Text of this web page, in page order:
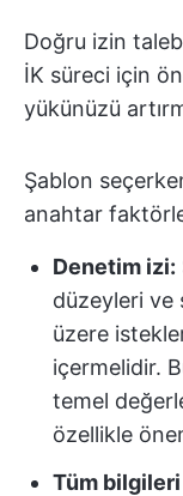
Doğru izin
İK süreci için
yükünüzü
Şablon
anahtar
Denetim izi:
düzeyleri ve
üzere
içermelidir.
temel
özellikle
Tüm